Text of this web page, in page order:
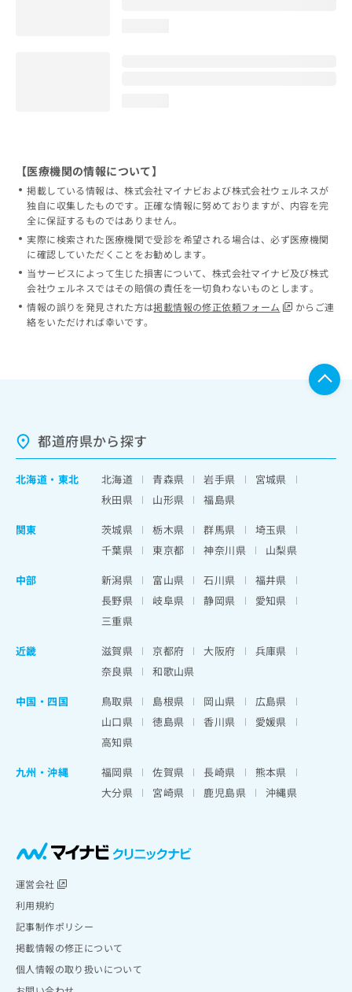
【医療機関の情報について】
掲載している情報は、株式会社マイナビおよび株式会社ウェルネスが
独自に収集したものです。正確な情報に努めておりますが、内容を完
全に保証するものではありません。
実際に検索された医療機関で受診を希望される場合は、必ず医療機関
に確認していただくことをお勧めします。
当サービスによって生じた損害について、株式会社マイナビ及び株式
会社ウェルネスではその賠償の責任を一切負わないものとします。
情報の誤りを発見された方は掲載情報の修正依頼フォーム
からご連
絡をいただければ幸いです。
都道府県から探す
北海道 ・ 東北 北海道 青森県 岩手県
宮城県
秋田県
山形県
福島県
関東
茨城県 栃木県 群馬県
埼玉県
千葉県
東京都 神奈川県
山梨県
中部
新潟県 富山県 石川県
福井県
長野県
岐阜県 静岡県
愛知県
三重県
近畿
滋賀県 京都府 大阪府
兵庫県
奈良県
和歌山県
中国・四国
鳥取県 島根県 岡山県
広島県
山口県
徳島県 香川県
愛媛県
高知県
九州・沖縄
福岡県 佐賀県 長崎県
熊本県
大分県
宮崎県 鹿児島県 沖縄県
運営会社
利用規約
記事制作ポリシー
掲載情報の修正について
個人情報の取り扱いについて